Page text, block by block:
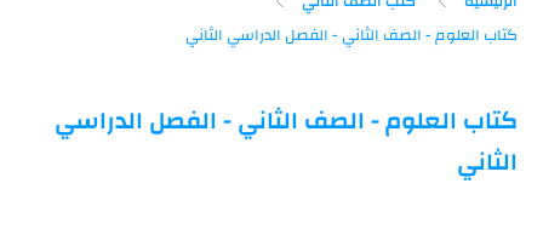
كتاب العلوم - الصف الثاني - الفصل الدراسي
الثاني